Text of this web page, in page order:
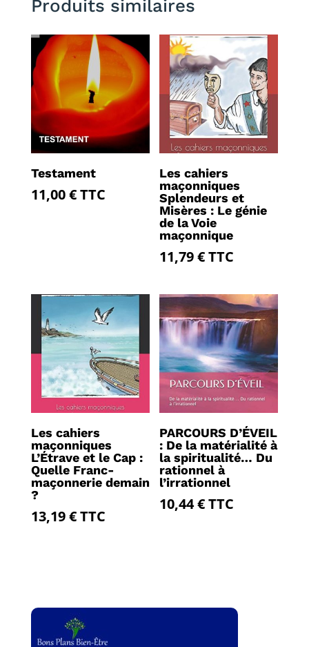
Produits similaires
Testament
11,00€TTC
Les cahiers
maçonniques
Splendeurs et
Misères : Le génie
de la Voie
maçonnique
11,79€TTC
Les cahiers
maçonniques
L’Étrave et le Cap :
Quelle Franc-
maçonnerie demain
?
13,19€TTC
PARCOURS D’ÉVEIL
: De la matérialité à
la spiritualité… Du
rationnel à
l’irrationnel
10,44€TTC